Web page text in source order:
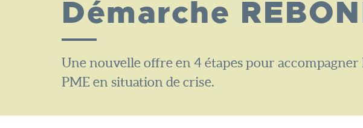
Démarche
Une nouvelle offre en 4 étapes pour accompagner
PME en situation de crise.